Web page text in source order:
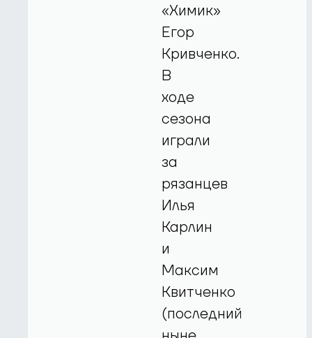
«Химик»
Егор
Кривченко.
В
ходе
сезона
играли
за
рязанцев
Илья
Карлин
и
Максим
Квитченко
(последний